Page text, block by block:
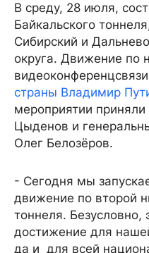
В среду, 28 июля,
Байкальского
Сибирский и
округа. Движение по
видеоконференцсвязи
страны Владимир
мероприятии приняли
Цыденов и
Олег Белозёров.
- Сегодня мы
движение по второй
тоннеля.
достижение для
да и для всей